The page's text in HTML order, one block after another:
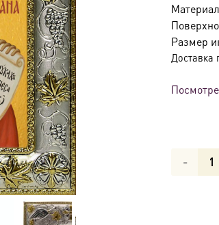
Размер
Доставка